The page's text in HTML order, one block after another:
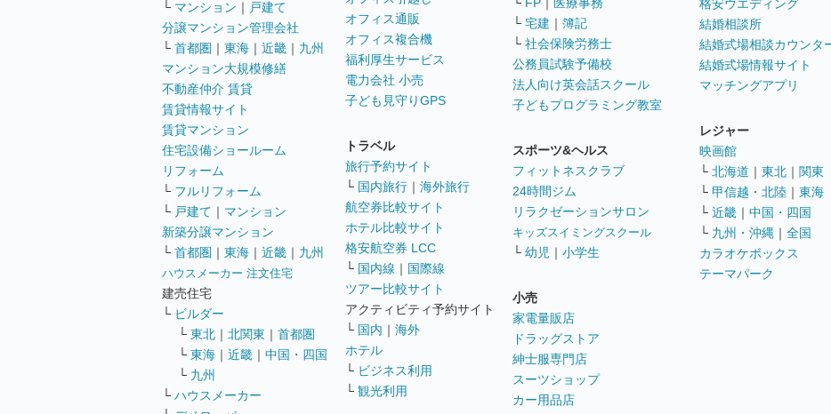
└ マンション ｜ 戸建て
分譲マンション管理会社
└ 首都圏 ｜ 東海 ｜ 近畿 ｜ 九州
マンション大規模修繕
不動産仲介 賃貸
賃貸情報サイト
賃貸マンション
住宅設備ショールーム
リフォーム
└ フルリフォーム
└ 戸建て ｜ マンション
新築分譲マンション
└ 首都圏 ｜ 東海 ｜ 近畿 ｜ 九州
ハウスメーカー 注文住宅
建売住宅
└ ビルダー
└ 東北 ｜ 北関東 ｜ 首都圏
└ 東海 ｜ 近畿 ｜ 中国・四国
└ 九州
└ ハウスメーカー
オフィス通販
オフィス複合機
福利厚生サービス
電力会社 小売
子ども見守りGPS
トラベル
旅行予約サイト
└ 国内旅行 ｜ 海外旅行
航空券比較サイト
ホテル比較サイト
格安航空券 LCC
└ 国内線 ｜ 国際線
ツアー比較サイト
アクティビティ予約サイト
└ 国内 ｜ 海外
ホテル
└ ビジネス利用
└ 観光利用
└ 宅建 ｜ 簿記
└ 社会保険労務士
公務員試験予備校
法人向け英会話スクール
子どもプログラミング教室
スポーツ&ヘルス
フィットネスクラブ
24時間ジム
リラクゼーションサロン
キッズスイミングスクール
└ 幼児 ｜ 小学生
小売
家電量販店
ドラッグストア
紳士服専門店
スーツショップ
カー用品店
格安ウエディング
結婚相談所
結婚式場相談カウンタ
結婚式場情報サイト
マッチングアプリ
レジャー
映画館
└ 北海道 ｜ 東北 ｜ 関東
└ 甲信越・北陸 ｜ 東海
└ 近畿 ｜ 中国・四国
└ 九州・沖縄 ｜ 全国
カラオケボックス
テーマパーク